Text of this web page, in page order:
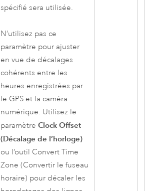
spécifié sera utilisée.
N’utilisez pas ce
paramètre pour ajuster
en vue de décalages
cohérents entre les
heures enregistrées par
le GPS et la caméra
numérique. Utilisez le
paramètre Clock Offset
(Décalage de l’horloge)
ou l’outil Convert Time
Zone (Convertir le fuseau
horaire) pour décaler les